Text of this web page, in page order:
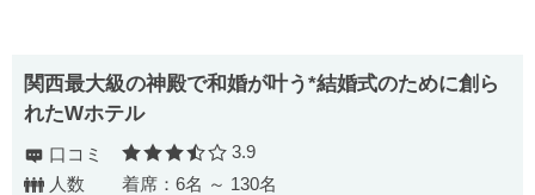
関西最大級の神殿で和婚が叶う*結婚式のために創ら
れたWホテル
口コミ 口コミ評価
3.9
人数
着席：6名 ～ 130名